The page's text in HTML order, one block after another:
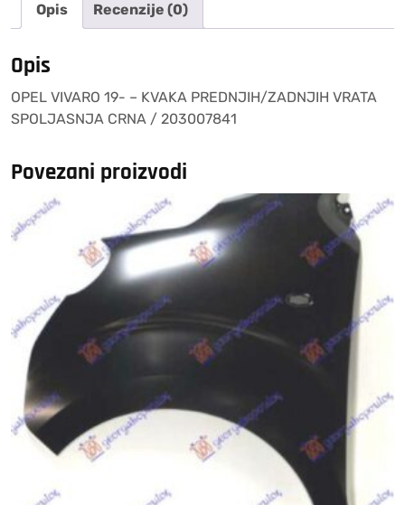
VRATA
SPOLJASNJA
CRNA
/
203007841
količina
Opis Recenzije (0)
Opis
OPEL VIVARO 19- – KVAKA PREDNJIH/ZADNJIH VRATA
SPOLJASNJA CRNA / 203007841
Povezani proizvodi